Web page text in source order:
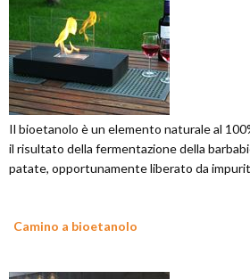
Il bioetanolo è un elemento naturale al
il risultato della fermentazione della
patate, opportunamente liberato da
Camino a bioetanolo